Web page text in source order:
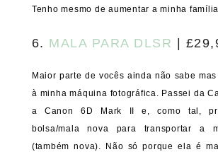
Tenho mesmo de aumentar a minha
6. MALA PARA DLSR |
Maior parte de vocês ainda não sabe
à minha máquina fotográfica. Passei da
a Canon 6D Mark II e, como tal,
bolsa/mala nova para transportar a
(também nova). Não só porque ela é